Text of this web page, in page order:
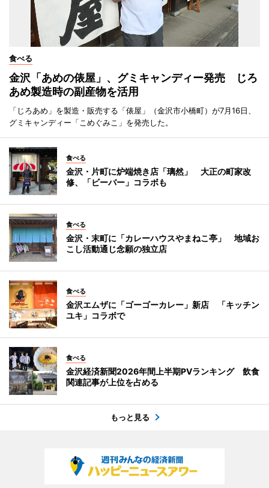
食べる
金沢「あめの俵屋」、グミキャンディー発売 じろ
あめ製造時の副産物を活用
「じろあめ」を製造・販売する「俵屋」（金沢市小橋町）が7月16日、
グミキャンディー「こめぐみこ」を発売した。
食べる
金沢・片町に炉端焼き店「璃然」 大正の町家改
修、「ビーバー」コラボも
食べる
金沢・末町に「カレーハウスやまねこ亭」 地域お
こし活動通じ念願の独立店
食べる
金沢エムザに「ゴーゴーカレー」新店 「キッチン
ユキ」コラボで
食べる
金沢経済新聞2026年間上半期PVランキング 飲食
関連記事が上位を占める
もっと見る